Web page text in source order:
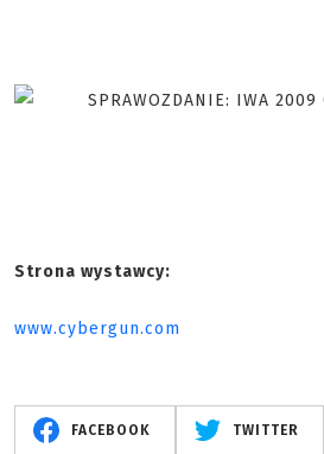
Strona wystawcy:
www.cybergun.com
FACEBOOK TWITTER